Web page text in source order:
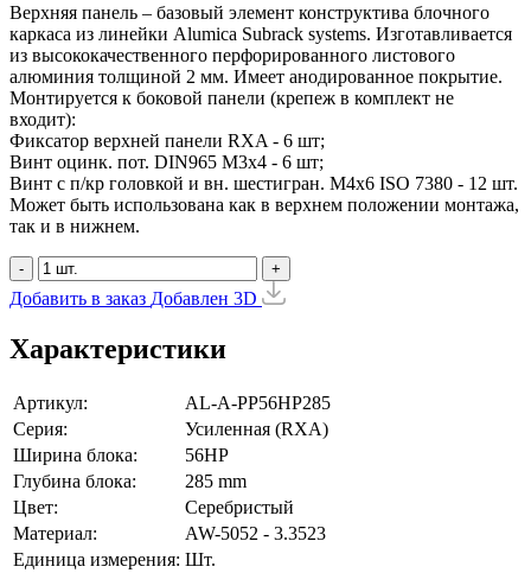
Верхняя панель – базовый элемент конструктива блочного
каркаса из линейки Alumica Subrack systems. Изготавливается
из высококачественного перфорированного листового
алюминия толщиной 2 мм. Имеет анодированное покрытие.
Монтируется к боковой панели (крепеж в комплект не
входит):
Фиксатор верхней панели RXA - 6 шт;
Винт оцинк. пот. DIN965 М3х4 - 6 шт;
Винт с п/кр головкой и вн. шестигран. М4x6 ISO 7380 - 12 шт.
Может быть использована как в верхнем положении монтажа,
так и в нижнем.
- +
Добавить в заказ Добавлен 3D
Характеристики
Артикул:
AL-A-PP56HP285
Серия:
Усиленная (RXA)
Ширина блока:
56HP
Глубина блока:
285 mm
Цвет:
Серебристый
Материал:
AW-5052 - 3.3523
Единица измерения: Шт.